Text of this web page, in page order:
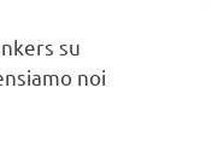
su
noi